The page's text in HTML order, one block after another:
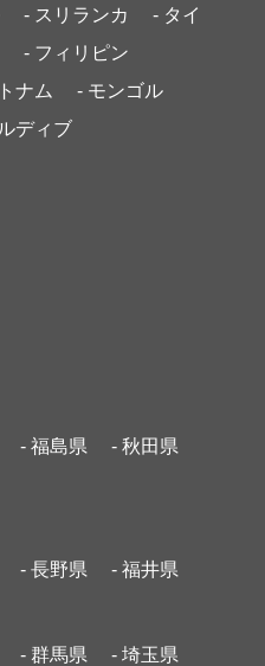
- スリランカ
- タイ
- フィリピン
ナム
- モンゴル
ディブ
- 福島県
- 秋田県
- 長野県 - 福井県
- 群馬県
- 埼玉県